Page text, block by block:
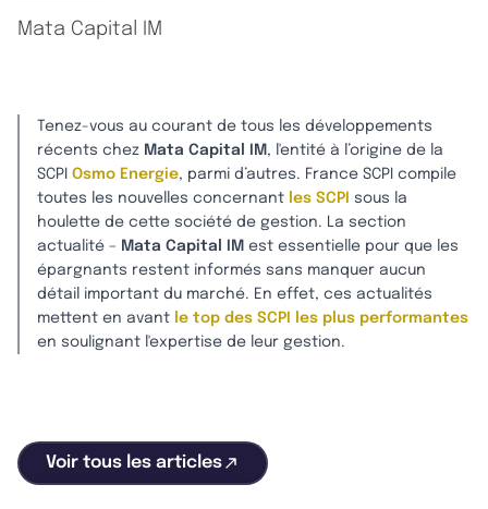
Mata Capital IM
Tenez-vous au courant de tous les développements
récents chez Mata Capital IM , l'entité à l’origine de la
SCPI Osmo Energie, parmi d’autres. France SCPI compile
toutes les nouvelles concernant les SCPI
sous la
houlette de cette société de gestion. La section
actualité – Mata Capital IM est essentielle pour que les
épargnants restent informés sans manquer aucun
détail important du marché. En effet, ces actualités
mettent en avant le top des SCPI les plus performantes
en soulignant l'expertise de leur gestion.
Voir tous les articles